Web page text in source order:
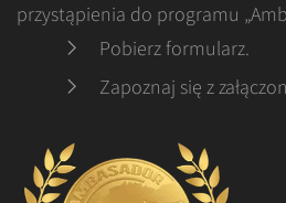
przystąpienia do programu
Pobierz formularz.
Zapoznaj się z